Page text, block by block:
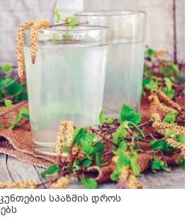
სპაზმის დროს